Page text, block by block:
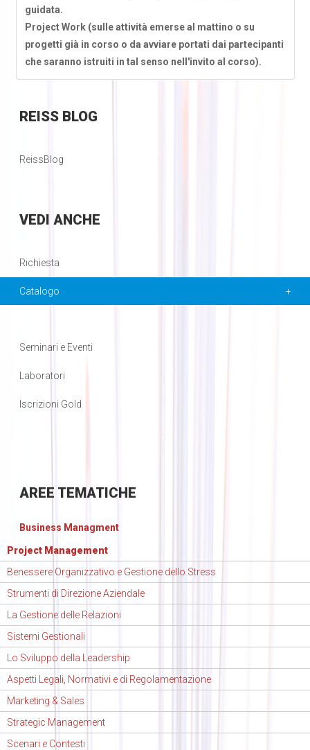
guidata.
Project Work (sulle attività emerse al mattino o su
progetti già in corso o da avviare portati dai partecipanti
che saranno istruiti in tal senso nell'invito al corso).
REISSBLOG
ReissBlog
VEDI ANCHE
Richiesta
Catalogo
Seminari e Eventi
Laboratori
Iscrizioni Gold
AREE TEMATICHE
Business Managment
Project Management
Benessere Organizzativo e Gestione dello Stress
Strumenti di Direzione Aziendale
La Gestione delle Relazioni
Sistemi Gestionali
Lo Sviluppo della Leadership
Aspetti Legali, Normativi e di Regolamentazione
Marketing & Sales
Strategic Management
Scenari e Contesti